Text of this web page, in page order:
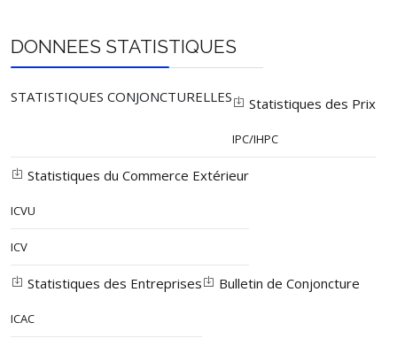
DONNEES STATISTIQUES
STATISTIQUES CONJONCTURELLES Statistiques des Prix
IPC/IHPC
Statistiques du Commerce Extérieur
ICVU
ICV
Statistiques des Entreprises
ICAC
Bulletin de Conjoncture